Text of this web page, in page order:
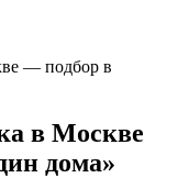
— подбор в
в Москве
дома»